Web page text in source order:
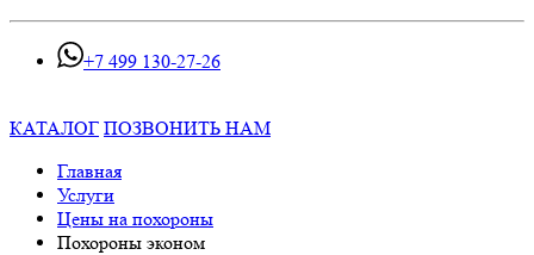
+7 499 130-27-26
КАТАЛОГ ПОЗВОНИТЬ НАМ
Главная
Услуги
Цены на похороны
Похороны эконом